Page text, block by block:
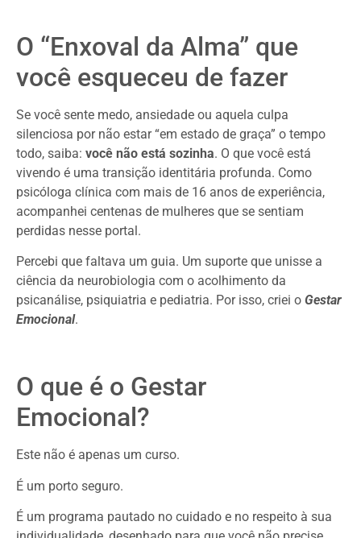
O “Enxoval da Alma” que
você esqueceu de fazer
Se você sente medo, ansiedade ou aquela culpa
silenciosa por não estar “em estado de graça” o tempo
todo, saiba: você não está sozinha. O que você está
vivendo é uma transição identitária profunda. Como
psicóloga clínica com mais de 16 anos de experiência,
acompanhei centenas de mulheres que se sentiam
perdidas nesse portal.
Percebi que faltava um guia. Um suporte que unisse a
ciência da neurobiologia com o acolhimento da
psicanálise, psiquiatria e pediatria. Por isso, criei o Gestar
Emocional.
O que é o Gestar
Emocional?
Este não é apenas um curso.
É um porto seguro.
É um programa pautado no cuidado e no respeito à sua